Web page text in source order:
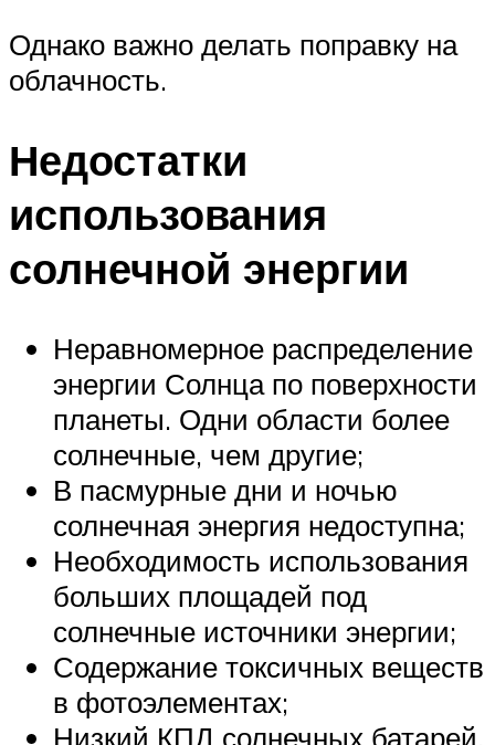
Однако важно делать поправку на
облачность.
Недостатки
использования
солнечной энергии
Неравномерное распределение
энергии Солнца по поверхности
планеты. Одни области более
солнечные, чем другие;
В пасмурные дни и ночью
солнечная энергия недоступна;
Необходимость использования
больших площадей под
солнечные источники энергии;
Содержание токсичных веществ
в фотоэлементах;
Низкий КПД солнечных батарей,